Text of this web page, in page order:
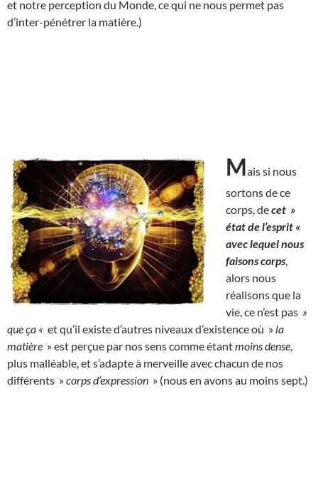
et notre perception du Monde, ce qui ne nous permet pas
d’inter-pénétrer la matière.)
Mais si nous
sortons de ce
corps, decet »
état de l’esprit «
avec lequel nous
faisons corps
alors nous
réalisons que la
vie, ce n’est pas »
que ça « et qu’il existe d’autres niveaux d’existence où » la
matière » est perçue par nos sens comme étantmoins dense
plus malléable, et s’adapte à merveille avec chacun de nos
différents »corps d’expression » (nous en avons au moins sept.)